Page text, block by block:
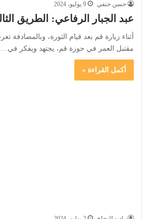
حسن حنفي 9 يوليو، 2024
عبد الجبار الرفاعي: الطريق
أثناء زيارة قم بعد قيام الثورة،
مقتبل العمر في حوزة قم، يجتهد ويفكر في…
أكمل القراءة »